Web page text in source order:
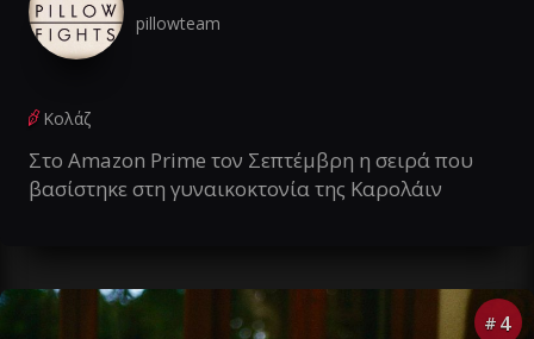
pillowteam
Κολάζ
Στο Amazon Prime τον Σεπτέμβρη η σειρά που
βασίστηκε στη γυναικοκτονία της Καρολάιν
# 4